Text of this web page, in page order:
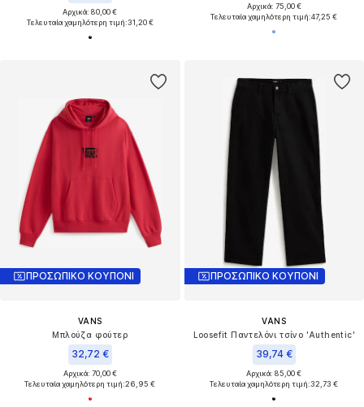
Αρχικά: 80,00 €
Τελευταία χαμηλότερη τιμή:31,20 €
Αρχικά: 75,00 €
Τελευταία χαμηλότερη τιμή:47,25 €
ΠΡΟΣΩΠΙΚΟ ΚΟΥΠΟΝΙ
VANS
Μπλούζα φούτερ
32,72 €
Αρχικά: 70,00 €
Τελευταία χαμηλότερη τιμή:26,95 €
ΠΡΟΣΩΠΙΚΟ ΚΟΥΠΟΝΙ
VANS
Loosefit Παντελόνι τσίνο 'Authentic'
39,74 €
Αρχικά: 85,00 €
Τελευταία χαμηλότερη τιμή:32,73 €